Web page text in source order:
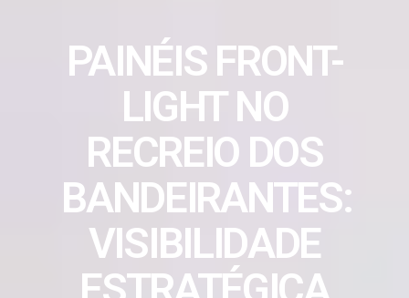
PAINÉIS FRONT-
LIGHT NO
RECREIO DOS
BANDEIRANTES:
VISIBILIDADE